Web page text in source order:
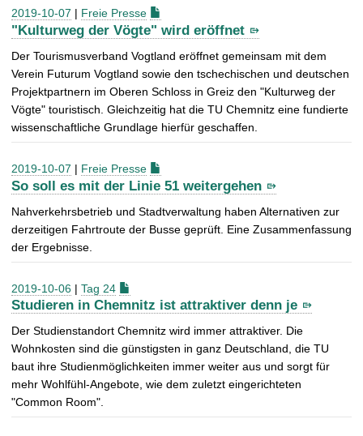
h
2019-10-07 | Freie Presse
"Kulturweg der Vögte" wird eröffnet
Der Tourismusverband Vogtland eröffnet gemeinsam mit dem
Verein Futurum Vogtland sowie den tschechischen und deutschen
Projektpartnern im Oberen Schloss in Greiz den "Kulturweg der
Vögte" touristisch. Gleichzeitig hat die TU Chemnitz eine fundierte
wissenschaftliche Grundlage hierfür geschaffen.
2019-10-07 | Freie Presse
So soll es mit der Linie 51 weitergehen
Nahverkehrsbetrieb und Stadtverwaltung haben Alternativen zur
derzeitigen Fahrtroute der Busse geprüft. Eine Zusammenfassung
der Ergebnisse.
2019-10-06 | Tag 24
Studieren in Chemnitz ist attraktiver denn je
Der Studienstandort Chemnitz wird immer attraktiver. Die
Wohnkosten sind die günstigsten in ganz Deutschland, die TU
baut ihre Studienmöglichkeiten immer weiter aus und sorgt für
mehr Wohlfühl-Angebote, wie dem zuletzt eingerichteten
"Common Room".